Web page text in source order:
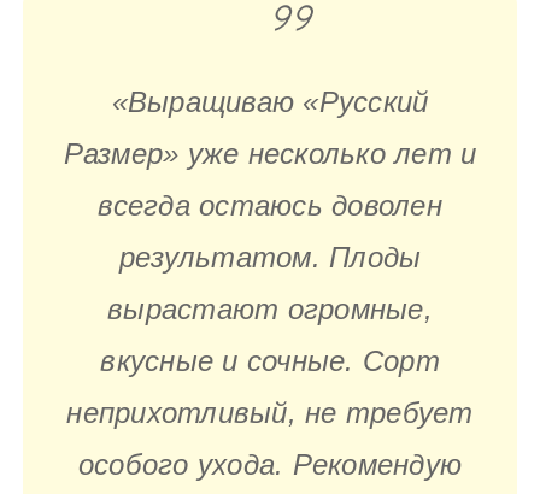
«Выращиваю «Русский
Размер» уже несколько лет и
всегда остаюсь доволен
результатом. Плоды
вырастают огромные,
вкусные и сочные. Сорт
неприхотливый, не требует
особого ухода. Рекомендую